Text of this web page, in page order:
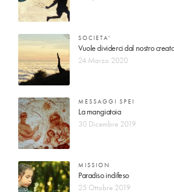
SOCIETA'
Vuole dividerci dal nostro
24 Marzo 2020
MESSAGGI SPEI
La mangiatoia
30 Dicembre 2019
MISSION
Paradiso indifeso
25 Ottobre 2019